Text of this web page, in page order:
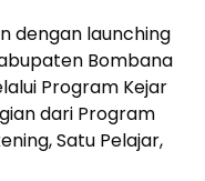
dengan launching
Bombana
Program Kejar
dari Program
Satu Pelajar,